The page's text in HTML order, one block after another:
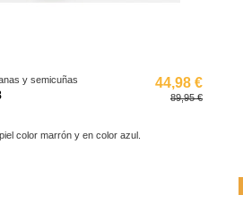
y semicuñas 44,98 €
89,95 €
color marrón y en color azul.